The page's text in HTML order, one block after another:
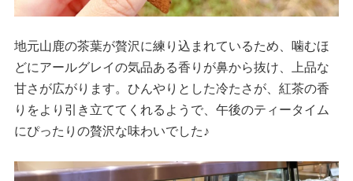
地元山鹿の茶葉が贅沢に練り込まれているため、噛むほ
どにアールグレイの気品ある香りが鼻から抜け、上品な
甘さが広がります。ひんやりとした冷たさが、紅茶の香
りをより引き立ててくれるようで、午後のティータイム
にぴったりの贅沢な味わいでした♪